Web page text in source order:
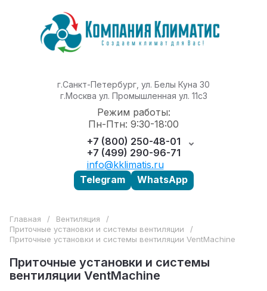
г.Санкт-Петербург, ул. Белы Куна 30
г.Москва ул. Промышленная ул. 11с3
Режим работы:
Пн-Птн: 9:30-18:00
+7 (800) 250-48-01
+7 (499) 290-96-71
info@kklimatis.ru
Telegram
WhatsApp
Главная / Вентиляция
/
Приточные установки и системы вентиляции
/
Приточные установки и системы вентиляции VentMachine
Приточные установки и системы
вентиляции VentMachine